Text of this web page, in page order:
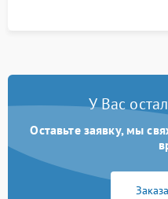
У Вас
Оставьте заявку, мы